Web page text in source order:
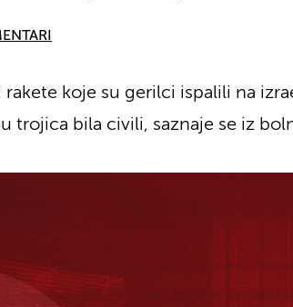
koje su gerilci ispalili na
trojica bila civili, saznaje se iz